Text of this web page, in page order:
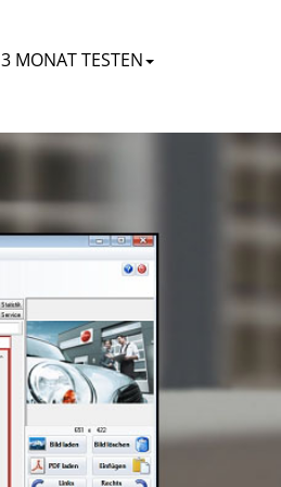
3 MONAT TESTEN